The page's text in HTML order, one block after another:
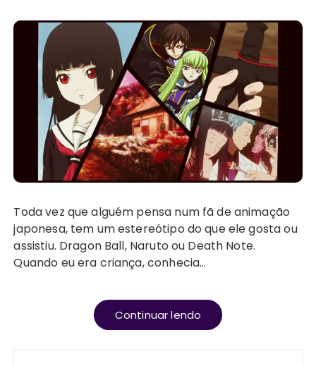
Toda vez que alguém pensa num fã de animação
japonesa, tem um estereótipo do que ele gosta ou
assistiu. Dragon Ball, Naruto ou Death Note.
Quando eu era criança, conhecia…
Continuar lendo